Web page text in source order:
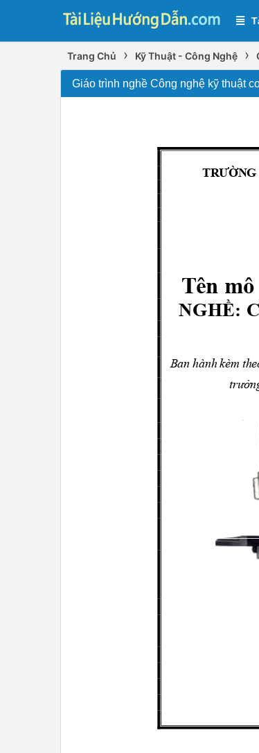
Trang Chủ › Kỹ Thuật - Công Nghệ ›
Giáo trình nghề Công nghệ kỹ thuật
Tên
NGHỀ:
Ban hành kèm